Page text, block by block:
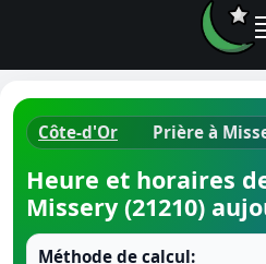
Côte-d'Or Prière à
Heure et horaires
Missery (21210)
Méthode de calcul: